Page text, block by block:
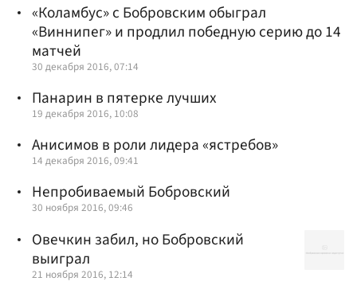
«Коламбус» с Бобровским обыграл
«Виннипег» и продлил победную серию до 14
матчей
30 декабря 2016, 07:14
Панарин в пятерке лучших
19 декабря 2016, 10:08
Анисимов в роли лидера «ястребов»
14 декабря 2016, 09:41
Непробиваемый Бобровский
30 ноября 2016, 09:46
Овечкин забил, но Бобровский
выиграл
21 ноября 2016, 12:14